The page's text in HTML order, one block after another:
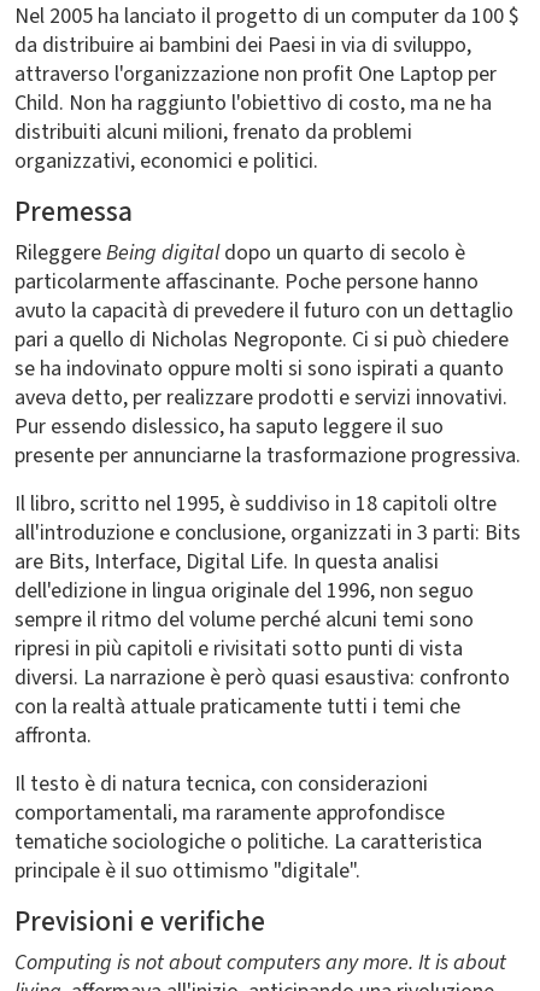
Nel 2005 ha lanciato il progetto di un computer da 100 $
da distribuire ai bambini dei Paesi in via di sviluppo,
attraverso l'organizzazione non profit One Laptop per
Child. Non ha raggiunto l'obiettivo di costo, ma ne ha
distribuiti alcuni milioni, frenato da problemi
organizzativi, economici e politici.
Premessa
RileggereBeing digitaldopo un quarto di secolo è
particolarmente affascinante. Poche persone hanno
avuto la capacità di prevedere il futuro con un dettaglio
pari a quello di Nicholas Negroponte. Ci si può chiedere
se ha indovinato oppure molti si sono ispirati a quanto
aveva detto, per realizzare prodotti e servizi innovativi.
Pur essendo dislessico, ha saputo leggere il suo
presente per annunciarne la trasformazione progressiva.
Il libro, scritto nel 1995, è suddiviso in 18 capitoli oltre
all'introduzione e conclusione, organizzati in 3 parti: Bits
are Bits, Interface, Digital Life. In questa analisi
dell'edizione in lingua originale del 1996, non seguo
sempre il ritmo del volume perché alcuni temi sono
ripresi in più capitoli e rivisitati sotto punti di vista
diversi. La narrazione è però quasi esaustiva: confronto
con la realtà attuale praticamente tutti i temi che
affronta.
Il testo è di natura tecnica, con considerazioni
comportamentali, ma raramente approfondisce
tematiche sociologiche o politiche. La caratteristica
principale è il suo ottimismo "digitale".
Previsioni e verifiche
Computing is not about computers any more. It is about